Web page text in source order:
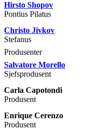
Hirsto Shopov
Pontius Pilatus
Christo Jivkov
Stefanus
Produsenter
Salvatore Morello
Sjefsprodusent
Carla Capotondi
Produsent
Enrique Cerenzo
Produsent